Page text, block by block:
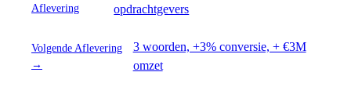
Aflevering
opdrachtgevers
Volgende Aflevering
→
3 woorden, +3% conversie, + €3M
omzet